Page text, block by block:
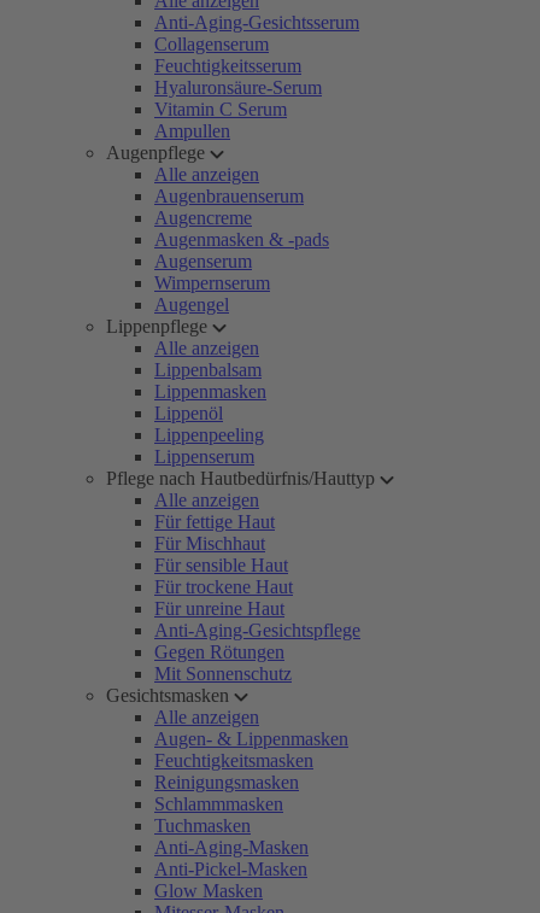
Anti-Aging-Gesichtsserum
Collagenserum
Feuchtigkeitsserum
Hyaluronsäure-Serum
Vitamin C Serum
Ampullen
Augenpflege
Alle anzeigen
Augenbrauenserum
Augencreme
Augenmasken & -pads
Augenserum
Wimpernserum
Augengel
Lippenpflege
Alle anzeigen
Lippenbalsam
Lippenmasken
Lippenöl
Lippenpeeling
Lippenserum
Pflege nach Hautbedürfnis/Hauttyp
Alle anzeigen
Für fettige Haut
Für Mischhaut
Für sensible Haut
Für trockene Haut
Für unreine Haut
Anti-Aging-Gesichtspflege
Gegen Rötungen
Mit Sonnenschutz
Gesichtsmasken
Alle anzeigen
Augen- & Lippenmasken
Feuchtigkeitsmasken
Reinigungsmasken
Schlammmasken
Tuchmasken
Anti-Aging-Masken
Anti-Pickel-Masken
Glow Masken